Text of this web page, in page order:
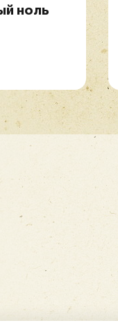
ноль